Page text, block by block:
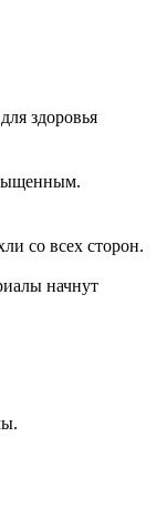
здоровья
со всех сторон.
начнут